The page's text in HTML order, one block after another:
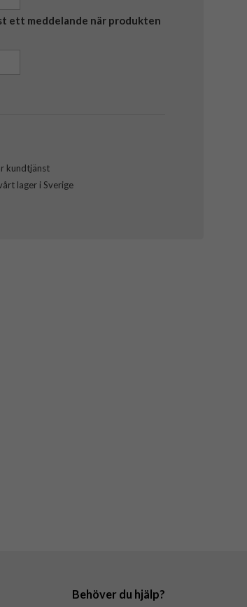
ett meddelande när produkten
kundtjänst
lager i Sverige
Behöver du hjälp?